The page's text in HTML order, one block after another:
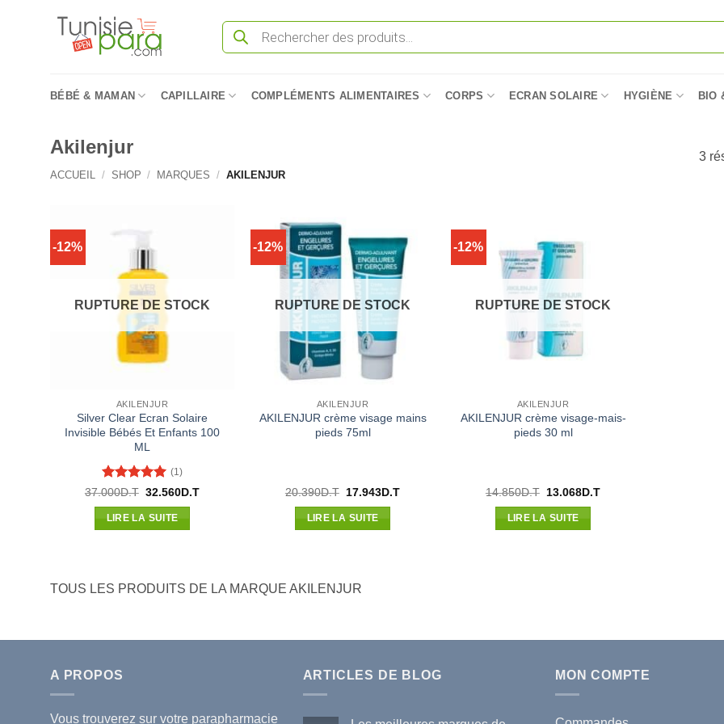
Recherche
produits
BÉBÉ & MAMAN CAPILLAIRE COMPLÉMENTS ALIMENTAIRES CORPS ECRAN SOLAIRE HYGIÈNE BIO
Akilenjur
ACCUEIL / SHOP / MARQUES / AKILENJUR
3
-12%
RUPTURE DE STOCK
AKILENJUR
Silver Clear Ecran Solaire
Invisible Bébés Et Enfants 100
ML
Note5 sur
(1)
37.000D.T Le
initial
était :
32.560D.TLe
LIRE LA SUITE
-12%
RUPTURE DE STOCK
AKILENJUR
AKILENJUR crème visage mains
pieds 75ml
20.390D.T Le
initial
était :
17.943D.TLe
LIRE LA SUITE
-12%
RUPTURE DE STOCK
AKILENJUR
AKILENJUR crème visage-mais-
pieds 30 ml
14.850D.T Le
initial
était :
13.068D.TLe
LIRE LA SUITE
TOUS LES PRODUITS DE LA MARQUE AKILENJUR
A PROPOS
Vous trouverez sur votre parapharmacie
ARTICLES DE BLOG MON COMPTE